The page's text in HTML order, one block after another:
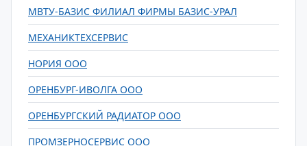
МВТУ-БАЗИС ФИЛИАЛ ФИРМЫ БАЗИС-УРАЛ
МЕХАНИКТЕХСЕРВИС
НОРИЯ ООО
ОРЕНБУРГ-ИВОЛГА ООО
ОРЕНБУРГСКИЙ РАДИАТОР ООО
ПРОМЗЕРНОСЕРВИС ООО